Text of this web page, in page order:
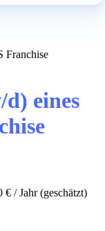
Franchise
eines
€ / Jahr (geschätzt)